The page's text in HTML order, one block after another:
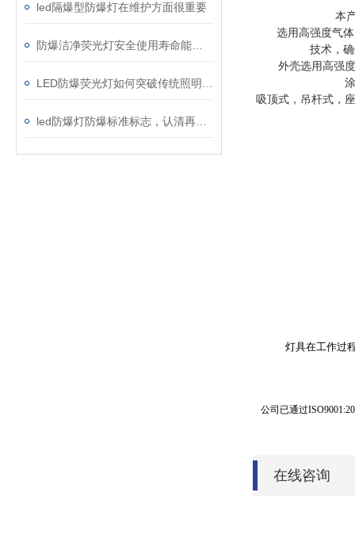
led隔爆型防爆灯在维护方面很重要
本产
选用高强度气体放
技术，
外壳选用高强度
吸顶式，吊杆式，
灯具在工作过程
公司已通过
在线咨询